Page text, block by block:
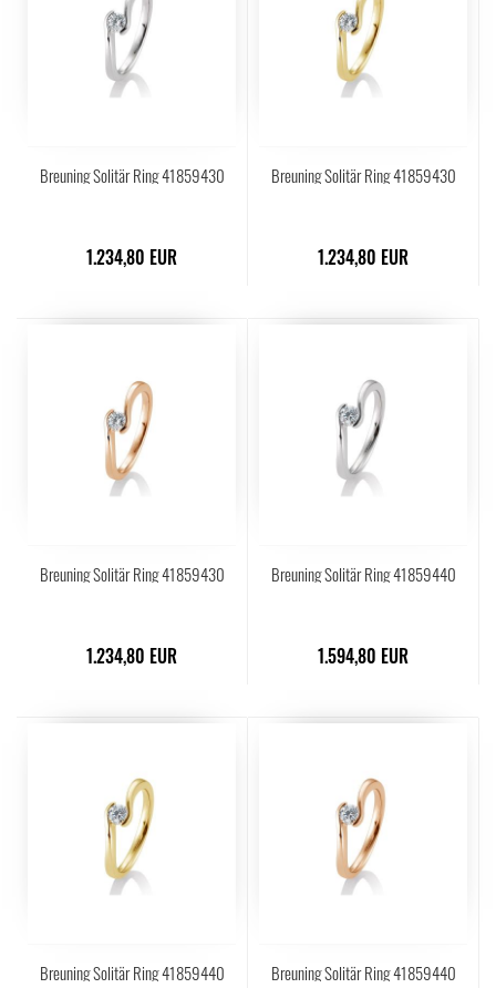
Breuning Solitär Ring 41859430
1.234,80 EUR
Breuning Solitär Ring 41859430
1.234,80 EUR
Breuning Solitär Ring 41859430
1.234,80 EUR
Breuning Solitär Ring 41859440
1.594,80 EUR
Breuning Solitär Ring 41859440 Breuning Solitär Ring 41859440